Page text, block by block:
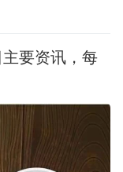
要资讯，每